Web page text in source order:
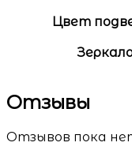
Цвет
Отзывы
Отзывов пока